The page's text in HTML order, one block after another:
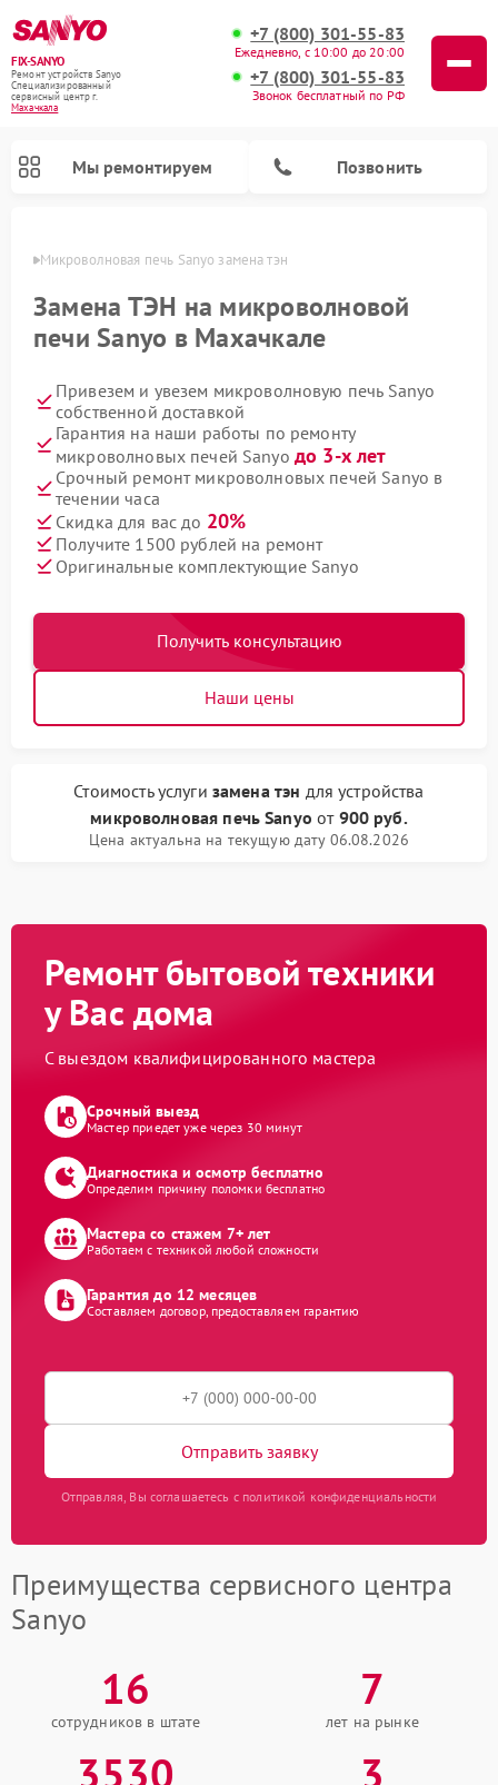
FIX-SANYO
Ремонт устройств Sanyo
Специализированный
cервисный центр г.
Махачкала
+7 (800) 301-55-83
Ежедневно, с 10:00 до 20:00
+7 (800) 301-55-83
Звонок бесплатный по РФ
Мы ремонтируем Позвонить
Микроволновая печь Sanyo замена тэн
Замена ТЭН на микроволновой
печи Sanyo в Махачкале
Привезем и увезем микроволновую печь Sanyo
собственной доставкой
Гарантия на наши работы по ремонту
микроволновых печей Sanyo до 3-х лет
Срочный ремонт микроволновых печей Sanyo в
течении часа
Скидка для вас до 20%
Получите 1500 рублей на ремонт
Оригинальные комплектующие Sanyo
Получить консультацию
Наши цены
Стоимость услуги замена тэн для устройства
микроволновая печь Sanyo от 900 руб.
Цена актуальна на текущую дату 06.08.2026
Ремонт бытовой техники
у Вас дома
С выездом квалифицированного мастера
Срочный выезд
Мастер приедет уже через 30 минут
Диагностика и осмотр бесплатно
Определим причину поломки бесплатно
Мастера со стажем 7+ лет
Работаем с техникой любой сложности
Гарантия до 12 месяцев
Составляем договор, предоставляем гарантию
Отправить заявку
Отправляя, Вы соглашаетесь с политикой конфиденциальности
Преимущества сервисного центра
Sanyo
16
сотрудников в штате
7
лет на рынке
3530 3